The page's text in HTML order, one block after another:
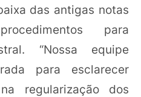
das antigas notas
para
“Nossa equipe
para esclarecer
regularização dos